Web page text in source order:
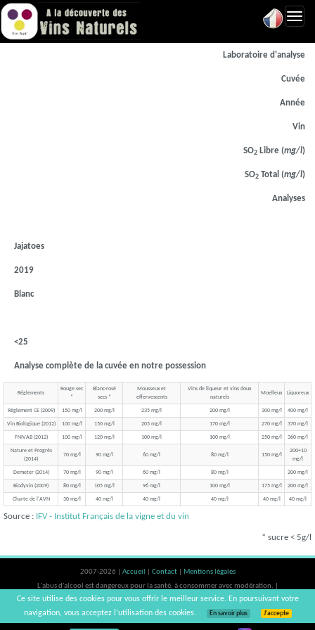
Laboratoire d'analyse
Cuvée
Année
Vin
SO2 Libre (mg/l)
SO2 Total (mg/l)
Analyses
Jajatoes
2019
Blanc
<25
Analyse complète de la cuvée en notre possession
Réglements
Rouge sec
*
Blanc-rosé
secs *
Mousseux et
effervescents
Vins de liqueur et vins doux
naturels
Moelleux Liquoreux
Règlement CE (2009) 150 mg/l 200 mg/l 235 mg/l 200 mg/l 300 mg/l 400 mg/l
Vin Biologique (2012) 100 mg/l 150 mg/l 205 mg/l 170 mg/l 270 mg/l 370 mg/l
FNIVAB (2012) 100 mg/l 120 mg/l 100 mg/l 100 mg/l 250 mg/l 360 mg/l
Nature et Progrès
(2014)
70 mg/l 90 mg/l 60 mg/l 80 mg/l 150 mg/l
200+10
mg/l
Demeter (2014) 70 mg/l 90 mg/l 60 mg/l 80 mg/l 200 mg/l
Biodyvin (2009) 80 mg/l 105 mg/l 96 mg/l 100 mg/l 175 mg/l 200 mg/l
Charte de l'AVN 30 mg/l 40 mg/l 40 mg/l 40 mg/l 40 mg/l 40 mg/l
Source : IFV - Institut Français de la vigne et du vin
* sucre < 5g/l
2007-2026 | Accueil Contact
Mentions légales
L'abus d'alcool est dangereux pour la santé, à consommer avec modération. |
vinsnaturels | v3.12
Ce site utilise des cookies pour vous offrir le meilleur service. En poursuivant votre
navigation, vous acceptez l’utilisation des cookies.
En savoir plus J’accepte